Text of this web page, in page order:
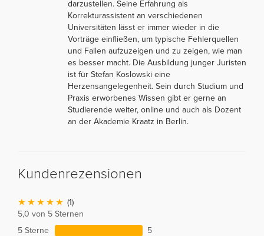
darzustellen. Seine Erfahrung als
Korrekturassistent an verschiedenen
Universitäten lässt er immer wieder in die
Vorträge einfließen, um typische Fehlerquellen
und Fallen aufzuzeigen und zu zeigen, wie man
es besser macht. Die Ausbildung junger Juristen
ist für Stefan Koslowski eine
Herzensangelegenheit. Sein durch Studium und
Praxis erworbenes Wissen gibt er gerne an
Studierende weiter, online und auch als Dozent
an der Akademie Kraatz in Berlin.
Kundenrezensionen
(1)
5,0 von 5 Sternen
5 Sterne
5